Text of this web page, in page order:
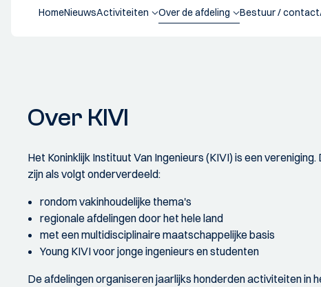
HomeNieuwsActiviteiten Over de afdeling Bestuur / contact
Over KIVI
Het Koninklijk Instituut Van Ingenieurs (KIVI) is een
zijn als volgt onderverdeeld:
rondom vakinhoudelijke thema's
regionale afdelingen door het hele land
met een multidisciplinaire maatschappelijke basis
Young KIVI voor jonge ingenieurs en studenten
De afdelingen organiseren jaarlijks honderden activiteiten in